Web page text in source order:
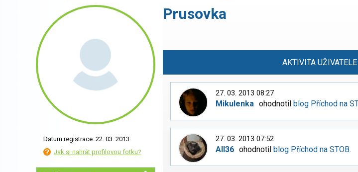
Datum registrace: 22. 03. 2013
Jak si nahrát profilovou fotku?
Prusovka
AKTIVITA UŽIVATELE
27. 03. 2013 08:27
Mikulenka ohodnotilblog Příchod na
27. 03. 2013 07:52
All36 ohodnotilblog Příchod na STOB.